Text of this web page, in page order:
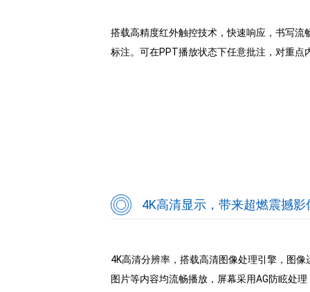
搭载高精度红外触控技术，快速响应，书写
标注。可在PPT播放状态下任意批注，对重
4K高清显示，带来超燃震撼影
4K高清分辨率，搭载高清图像处理引擎，图
图片等内容均流畅播放，屏幕采用AG防眩处